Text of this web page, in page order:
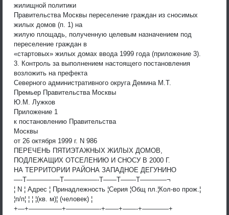
жилищной политики
Правительства Москвы переселение граждан из сносимых
жилых домов (п. 1) на
жилую площадь, полученную целевым назначением под
переселение граждан в
«стартовых» жилых домах ввода 1999 года (приложение 3).
3. Контроль за выполнением настоящего постановления
возложить на префекта
Северного административного округа Демина М.Т.
Премьер Правительства Москвы
Ю.М. Лужков
Приложение 1
к постановлению Правительства
Москвы
от 26 октября 1999 г. N 986
ПЕРЕЧЕНЬ ПЯТИЭТАЖНЫХ ЖИЛЫХ ДОМОВ,
ПОДЛЕЖАЩИХ ОТСЕЛЕНИЮ И СНОСУ В 2000 Г.
НА ТЕРРИТОРИИ РАЙОНА ЗАПАДНОЕ ДЕГУНИНО
—-T—————T—————-T——T——-T————¬
¦ N ¦ Адрес ¦ Принадлежность ¦Серия ¦Общ пл.¦Кол-во прож.¦
¦п/п¦ ¦ ¦ ¦(кв. м)¦ (человек) ¦
+—+—————+—————-+——+——-+————+